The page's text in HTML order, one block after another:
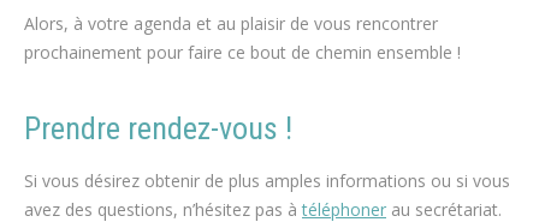
Alors, à votre agenda et au plaisir de vous rencontrer
prochainement pour faire ce bout de chemin ensemble !
Prendre rendez-vous !
Si vous désirez obtenir de plus amples informations ou si vous
avez des questions, n’hésitez pas àtéléphoner au secrétariat.